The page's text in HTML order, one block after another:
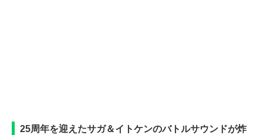
25周年を迎えたサガ＆イトケンのバトルサウンドが炸